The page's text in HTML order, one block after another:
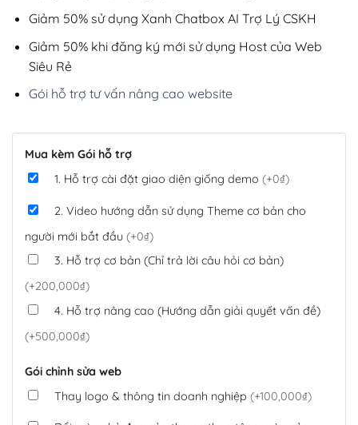
Giảm 50% sử dụng Xanh Chatbox AI Trợ Lý CSKH
Giảm 50% khi đăng ký mới sử dụng Host của Web
Siêu Rẻ
Gói hỗ trợ tư vấn nâng cao website
Mua kèm Gói hỗ trợ
1. Hỗ trợ cài đặt giao diện giống demo (+0₫)
2. Video hướng dẫn sử dụng Theme cơ bản cho
người mới bắt đầu (+0₫)
3. Hỗ trợ cơ bản (Chỉ trả lời câu hỏi cơ bản)
(+200,000₫)
4. Hỗ trợ nâng cao (Hướng dẫn giải quyết vấn đề)
(+500,000₫)
Gói chỉnh sửa web
Thay logo & thông tin doanh nghiệp (+100,000₫)